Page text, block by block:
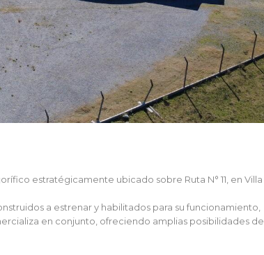
estratégicamente ubicado sobre Ruta N° 11, en Villa
a estrenar y habilitados para su funcionamiento,
en conjunto, ofreciendo amplias posibilidades de